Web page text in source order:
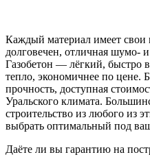
Каждый материал имеет
долговечен, отличная шумо-
Газобетон — лёгкий, быстро
тепло, экономичнее по
прочность, доступная
Уральского климата.
строительство из любого из
выбрать оптимальный под
Даёте ли вы гарантию на